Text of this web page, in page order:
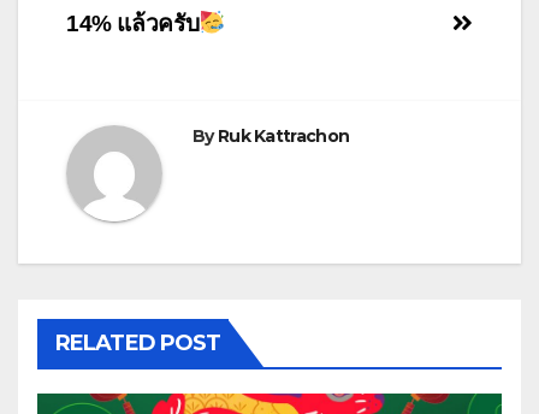
14% แล้วครับ
ByRuk Kattrachon
RELATED POST